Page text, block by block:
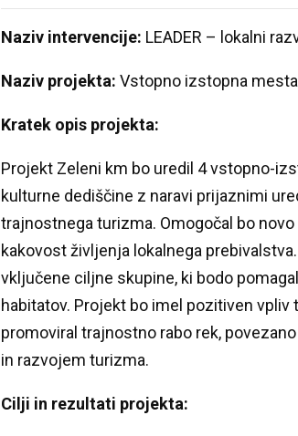
Naziv intervencije: LEADER – lokalni
Naziv projekta: Vstopno izstopna
Kratek opis projekta:
Projekt Zeleni km bo uredil 4 vstopno-
kulturne dediščine z naravi prijaznimi
trajnostnega turizma. Omogočal bo
kakovost življenja lokalnega
vključene ciljne skupine, ki bodo
habitatov. Projekt bo imel pozitiven vpliv
promoviral trajnostno rabo rek,
in razvojem turizma.
Cilji in rezultati projekta: